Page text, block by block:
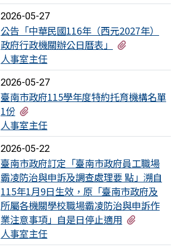
2026-05-27
公告「中華民國116年（西元2027年）
政府行政機關辦公日曆表」
人事室主任
2026-05-27
臺南市政府115學年度特約托育機構名單
1份
人事室主任
2026-05-22
臺南市政府訂定「臺南市政府員工職場
霸凌防治與申訴及調查處理要 點」溯自
115年1月9日生效，原「臺南市政府及
所屬各機關學校職場霸凌防治與申訴作
業注意事項」自是日停止適用
人事室主任